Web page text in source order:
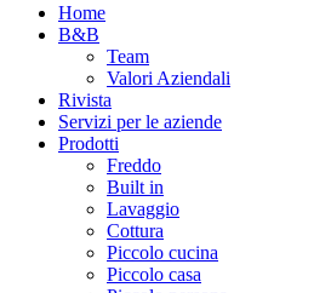
Home
B&B
Team
Valori Aziendali
Rivista
Servizi per le aziende
Prodotti
Freddo
Built in
Lavaggio
Cottura
Piccolo cucina
Piccolo casa